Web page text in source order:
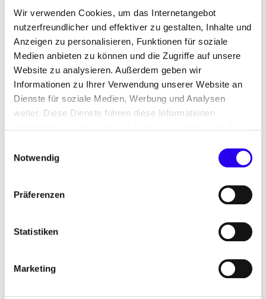
Wir verwenden Cookies, um das Internetangebot
nutzerfreundlicher und effektiver zu gestalten, Inhalte und
Anzeigen zu personalisieren, Funktionen für soziale
Medien anbieten zu können und die Zugriffe auf unsere
Website zu analysieren. Außerdem geben wir
Informationen zu Ihrer Verwendung unserer Website an
Dienste für soziale Medien, Werbung und Analysen
weiter. Diese Dienste führen diese Informationen
Nutzung der Dienste gesammelt haben.
Notwendig
Präferenzen
Statistiken
Marketing
(69) werden als besonders sinnvolle
Einzelmaßnahmen für den zukünftigen Verkehr
gesehen. Die Abschaffung von Busspuren, um
temporär mehr Pkw-Verkehr aufzunehmen, werden
mehrheitlich abgelehnt (83 Prozent). Immerhin 59
Prozent haben auch Gefallen an der kurzfristigen
Einrichtung von Pop-Up-Fahrradwegen gefunden.
34 Prozent allerdings haben sich grundlegend
gegen eine solche Maßnahme ausgesprochen.
Zur Umfrage
Die Umfrage wurde von der Forsa Gesellschaft für
Sozialforschung und statistische Analysen mbH
„Neukonzipierung, Entwicklung und Betrieb einer